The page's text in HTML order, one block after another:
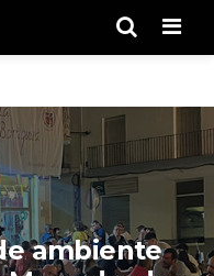
ambiente